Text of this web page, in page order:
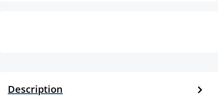
Description